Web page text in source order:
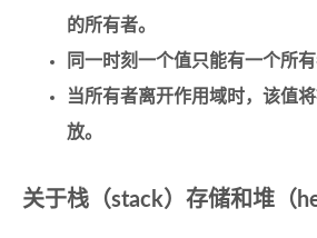
的所有者。
同一时刻一个值只能有一个所有
当所有者离开作用域时，该值
放。
关于栈（stack）存储和堆（